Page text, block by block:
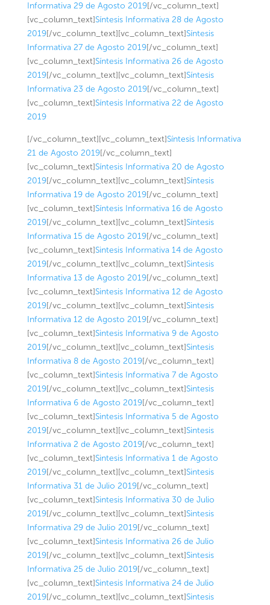
Informativa 29 de Agosto 2019[/vc_column_text]
[vc_column_text]Síntesis Informativa 28 de Agosto
2019[/vc_column_text][vc_column_text]Síntesis
Informativa 27 de Agosto 2019[/vc_column_text]
[vc_column_text]Síntesis Informativa 26 de Agosto
2019[/vc_column_text][vc_column_text]Síntesis
Informativa 23 de Agosto 2019[/vc_column_text]
[vc_column_text]Síntesis Informativa 22 de Agosto
2019
[/vc_column_text][vc_column_text]Síntesis Informativa
21 de Agosto 2019[/vc_column_text]
[vc_column_text]Síntesis Informativa 20 de Agosto
2019[/vc_column_text][vc_column_text]Síntesis
Informativa 19 de Agosto 2019[/vc_column_text]
[vc_column_text]Síntesis Informativa 16 de Agosto
2019[/vc_column_text][vc_column_text]Síntesis
Informativa 15 de Agosto 2019[/vc_column_text]
[vc_column_text]Sintesis Informativa 14 de Agosto
2019[/vc_column_text][vc_column_text]Sintesis
Informativa 13 de Agosto 2019[/vc_column_text]
[vc_column_text]Sintesis Informativa 12 de Agosto
2019[/vc_column_text][vc_column_text]Sintesis
Informativa 12 de Agosto 2019[/vc_column_text]
[vc_column_text]Sintesis Informativa 9 de Agosto
2019[/vc_column_text][vc_column_text]Sintesis
Informativa 8 de Agosto 2019[/vc_column_text]
[vc_column_text]Sintesis Informativa 7 de Agosto
2019[/vc_column_text][vc_column_text]Sintesis
Informativa 6 de Agosto 2019[/vc_column_text]
[vc_column_text]Sintesis Informativa 5 de Agosto
2019[/vc_column_text][vc_column_text]Sintesis
Informativa 2 de Agosto 2019[/vc_column_text]
[vc_column_text]Sintesis Informativa 1 de Agosto
2019[/vc_column_text][vc_column_text]Sintesis
Informativa 31 de Julio 2019[/vc_column_text]
[vc_column_text]Sintesis Informativa 30 de Julio
2019[/vc_column_text][vc_column_text]Sintesis
Informativa 29 de Julio 2019[/vc_column_text]
[vc_column_text]Sintesis Informativa 26 de Julio
2019[/vc_column_text][vc_column_text]Sintesis
Informativa 25 de Julio 2019[/vc_column_text]
[vc_column_text]Sintesis Informativa 24 de Julio
2019[/vc_column_text][vc_column_text]Sintesis